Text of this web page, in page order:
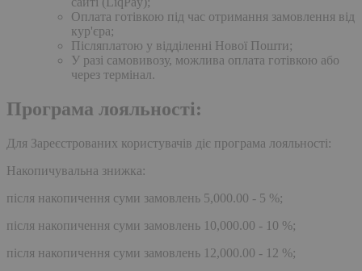
Оплата готівкою під час отримання замовлення від
кур'єра;
Післяплатою у відділенні Нової Пошти;
У разі самовивозу, можлива оплата готівкою або
через термінал.
Програма лояльності:
Для Зареєстрованих користувачів діє програма лояльності:
Накопичувальна знижка:
після накопичення суми замовлень 5,000.00 - 5 %;
після накопичення суми замовлень 10,000.00 - 10 %;
після накопичення суми замовлень 12,000.00 - 12 %;